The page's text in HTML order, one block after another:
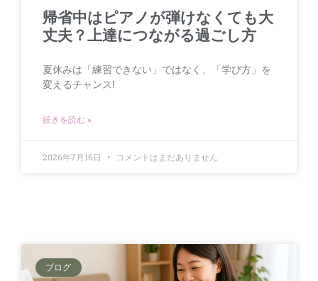
帰省中はピアノが弾けなくても大
丈夫？上達につながる過ごし方
夏休みは「練習できない」ではなく、「学び方」を
変えるチャンス!
続きを読む »
2026年7月16日 コメントはまだありません
ブログ